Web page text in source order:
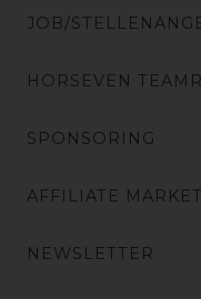
JOB/
HORSEVEN
SPONSORING
AFFILIATE
NEWSLETTER